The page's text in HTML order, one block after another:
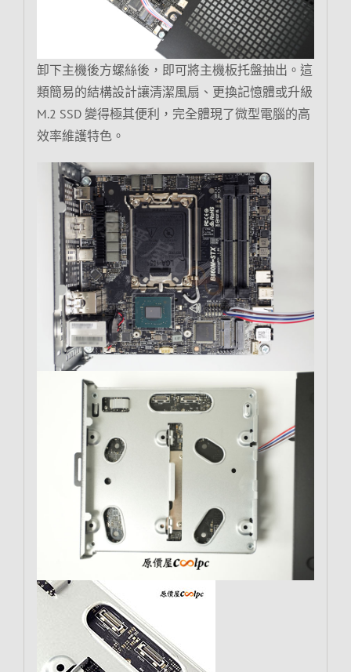
卸下主機後方螺絲後，即可將主機板托盤抽出。這
類簡易的結構設計讓清潔風扇、更換記憶體或升級
M.2 SSD 變得極其便利，完全體現了微型電腦的高
效率維護特色。